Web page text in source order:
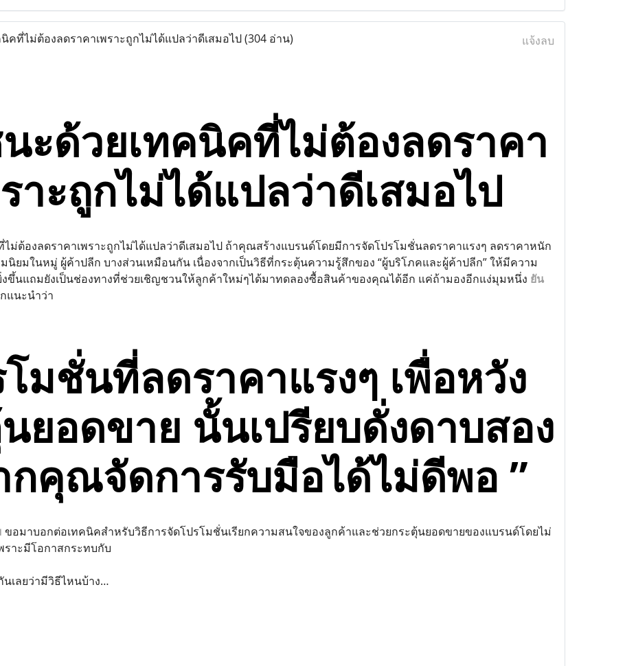
คที่ไม่ต้องลดราคาเพราะถูกไม่ได้แปลว่าดีเสมอไป(304 อ่าน) แจ้งลบ
ะด้วยเทคนิคที่ไม่ต้องลดราคา
าะถูกไม่ได้แปลว่าดีเสมอไป
ไม่ต้องลดราคาเพราะถูกไม่ได้แปลว่าดีเสมอไป ถ้าคุณสร้างแบรนด์โดยมีการจัดโปรโมชั่นลดราคาแรงๆ ลดราคาหนัก
นิยมในหมู่ ผู้ค้าปลีก บางส่วนเหมือนกัน เนื่องจากเป็นวิธีที่กระตุ้นความรู้สึกของ “ผู้บริโภคและผู้ค้าปลีก” ให้มีความ
ขึ้นแถมยังเป็นช่องทางที่ช่วยเชิญชวนให้ลูกค้าใหม่ๆได้มาทดลองซื้อสินค้าของคุณได้อีก แค่ถ้ามองอีกแง่มุมหนึ่ง ยัน
แนะนำว่า
โมชั่นที่ลดราคาแรงๆ เพื่อหวัง
ยอดขาย นั้นเปรียบดั่งดาบสอง
คุณจัดการรับมือได้ไม่ดีพอ ”
ขอมาบอกต่อเทคนิคสำหรับวิธีการจัดโปรโมชั่นเรียกความสนใจของลูกค้าและช่วยกระตุ้นยอดขายของแบรนด์โดยไม่
ราะมีโอกาสกระทบกับ
นเลยว่ามีวิธีไหนบ้าง…